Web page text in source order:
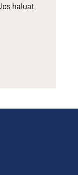
haluat